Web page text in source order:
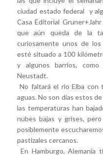
ciudad estado federal y
Casa Editorial
que aún queda de la
curiosamente unos de
esté situado a 100
y algunos barrios,
Neustadt.
No faltará el río Elba con
aguas. No son días estos
las temperaturas han
nubes bajas y grises,
posiblemente
pastizales cercanos.
En Hamburgo, Alemania